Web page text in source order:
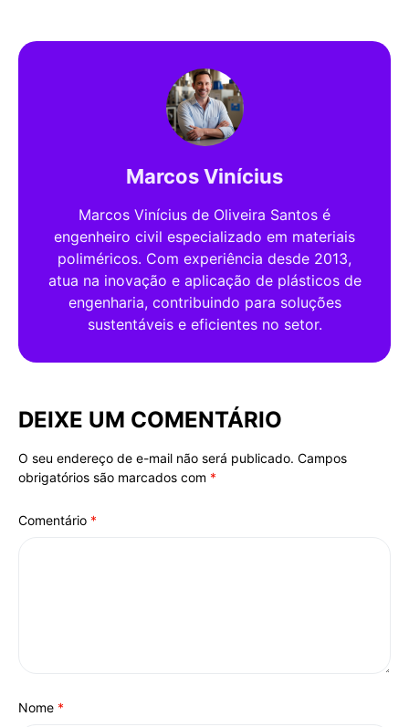
Marcos Vinícius
Marcos Vinícius de Oliveira Santos é
engenheiro civil especializado em materiais
poliméricos. Com experiência desde 2013,
atua na inovação e aplicação de plásticos de
engenharia, contribuindo para soluções
sustentáveis e eficientes no setor.
DEIXE UM COMENTÁRIO
O seu endereço de e-mail não será publicado. Campos
obrigatórios são marcados com *
Comentário *
Nome *
Alternative: